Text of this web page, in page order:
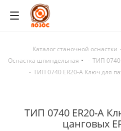
Каталог станочной оснастки
Оснастка шпиндельная
- ТИП
- ТИП 0740 ER20-A Ключ для
ТИП 0740 ER20-A
цанговых